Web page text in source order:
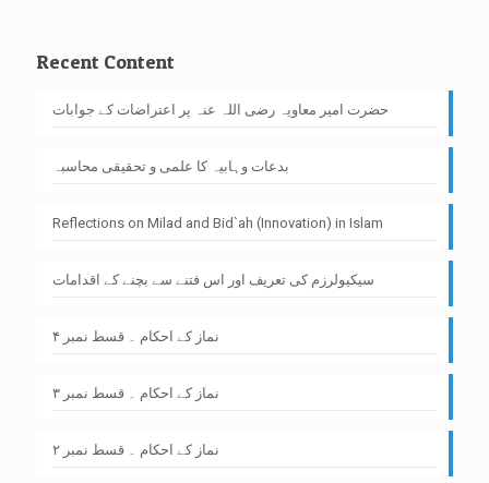
Recent Content
حضرت امیر معاویہ رضی اللہ عنہ پر اعتراضات کے جوابات
بدعات وہابیہ کا علمی و تحقیقی محاسبہ
Reflections on Milad and Bid`ah (Innovation) in Islam
سیکیولرزم کی تعریف اور اس فتنے سے بچنے کے اقدامات
نماز کے احکام ۔ قسط نمبر ۴
نماز کے احکام ۔ قسط نمبر ۳
نماز کے احکام ۔ قسط نمبر ۲